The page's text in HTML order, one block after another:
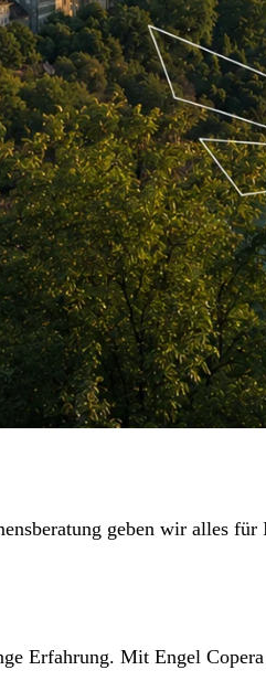
geben wir alles
Erfahrung. Mit Engel